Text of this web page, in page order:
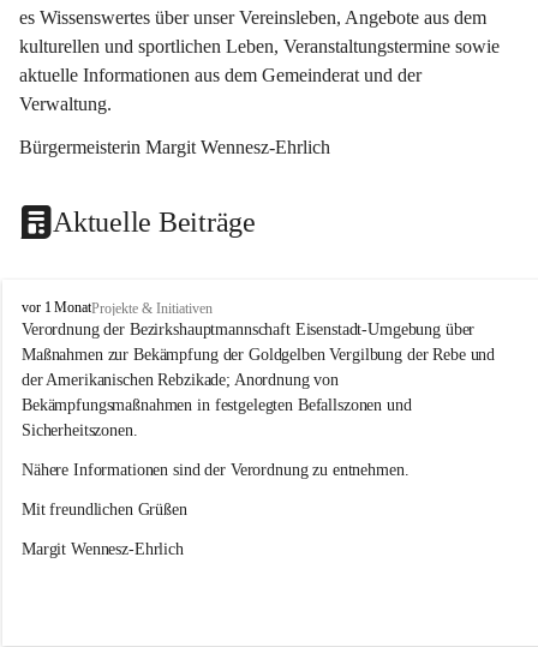
es Wissenswertes über unser Vereinsleben, Angebote aus dem
kulturellen und sportlichen Leben, Veranstaltungstermine sowie
aktuelle Informationen aus dem Gemeinderat und der
Verwaltung.
Bürgermeisterin Margit Wennesz-Ehrlich
Aktuelle Beiträge
O
s
l
i
p
vor 1 MonatProjekte & Initiativen
Verordnung der Bezirkshauptmannschaft Eisenstadt-Umgebung über
Maßnahmen zur Bekämpfung der Goldgelben Vergilbung der Rebe und
der Amerikanischen Rebzikade; Anordnung von
Bekämpfungsmaßnahmen in festgelegten Befallszonen und
Sicherheitszonen.
Nähere Informationen sind der Verordnung zu entnehmen.
Mit freundlichen Grüßen
Margit Wennesz-Ehrlich